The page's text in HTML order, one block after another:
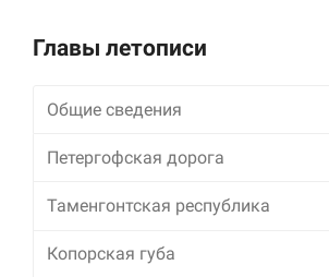
Главы летописи
Общие сведения
Петергофская дорога
Таменгонтская республика
Копорская губа